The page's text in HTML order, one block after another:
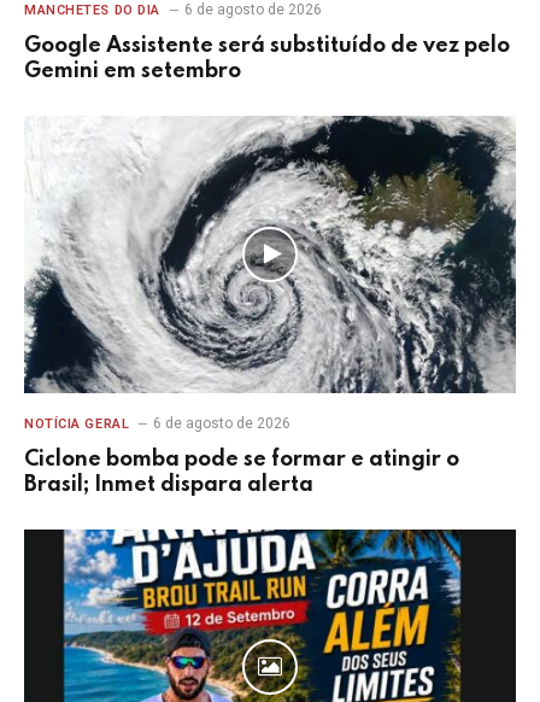
MANCHETES DO DIA 6 de agosto de 2026
Google Assistente será substituído de vez pelo
Gemini em setembro
NOTÍCIA GERAL 6 de agosto de 2026
Ciclone bomba pode se formar e atingir o
Brasil; Inmet dispara alerta